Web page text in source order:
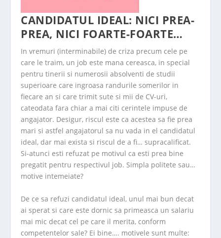
CANDIDATUL IDEAL: NICI PREA-
PREA, NICI FOARTE-FOARTE…
In vremuri (interminabile) de criza precum cele pe
care le traim, un job este mana cereasca, in special
pentru tinerii si numerosii absolventi de studii
superioare care ingroasa randurile somerilor in
fiecare an si care trimit sute si mii de CV-uri,
cateodata fara chiar a mai citi cerintele impuse de
angajator. Desigur, riscul este ca acestea sa fie prea
mari si astfel angajatorul sa nu vada in el candidatul
ideal, dar mai exista si riscul de a fi… supracalificat.
Si-atunci esti refuzat pe motivul ca esti prea bine
pregatit pentru respectivul job. Simpla politete sau…
motive intemeiate?
De ce sa refuzi candidatul ideal, unul mai bun decat
ai sperat si care este dornic sa primeasca un salariu
mai mic decat cel pe care il merita, conform
competentelor sale? Ei bine…. motivele sunt multe: